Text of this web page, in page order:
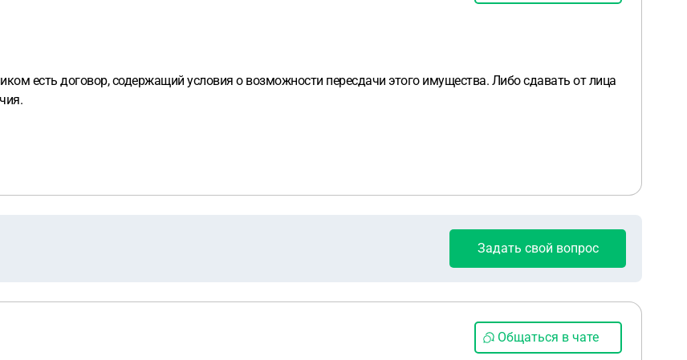
есть договор, содержащий условия о возможности пересдачи этого имущества. Либо сдавать от лица
Задать свой вопрос
Общаться в чате